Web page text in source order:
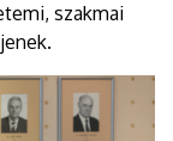
szakmai